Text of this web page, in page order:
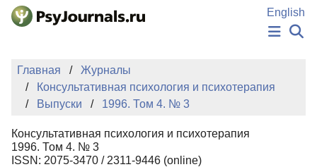
Перейти к основному содержанию
English
НОВОСТИ
АВТОРЫ
Регистрация
Главная
Журналы
Консультативная психология и психотерапия
Выпуски
1996. Том 4. № 3
Консультативная психология и психотерапия
1996. Том 4. № 3
ISSN: 2075-3470 / 2311-9446 (online)